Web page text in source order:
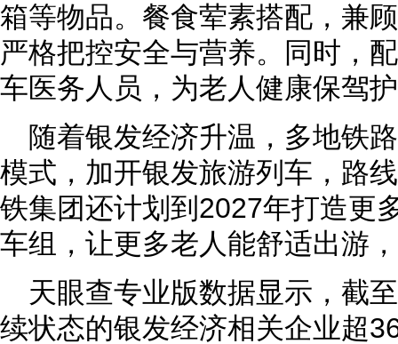
箱等物品。餐食荤素搭配，兼
严格把控安全与营养。同时，
车医务人员，为老人健康保驾
随着银发经济升温，多地铁
模式，加开银发旅游列车，路
铁集团还计划到2027年打造更
车组，让更多老人能舒适出游
天眼查专业版数据显示，截
续状态的银发经济相关企业超